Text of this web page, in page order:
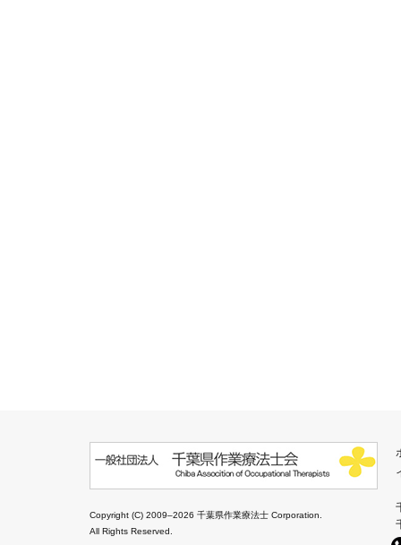
Copyright (C) 2009–2026 千葉県作業療法士 Corporation.
All Rights Reserved.